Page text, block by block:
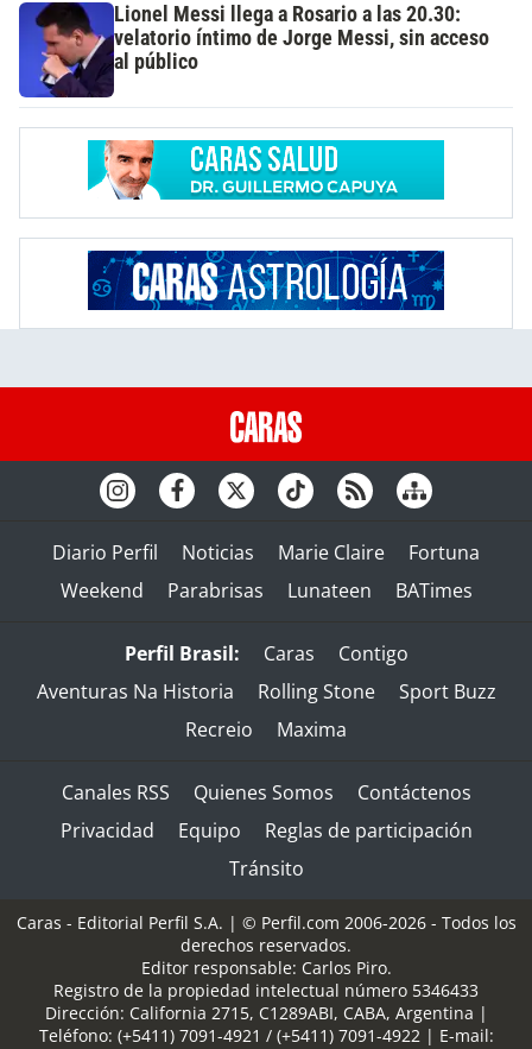
Lionel Messi llega a Rosario a las 20.30:
velatorio íntimo de Jorge Messi, sin acceso
al público
Diario Perfil Noticias Marie Claire
Fortuna
Weekend
Parabrisas Lunateen BATimes
Perfil Brasil: Caras
Contigo
Aventuras Na Historia
Rolling Stone
Sport Buzz
Recreio
Maxima
Canales RSS Quienes Somos
Contáctenos
Privacidad
Equipo
Reglas de participación
Tránsito
Caras - Editorial Perfil S.A. | © Perfil.com 2006-2026 - Todos los
derechos reservados.
Editor responsable: Carlos Piro.
Registro de la propiedad intelectual número 5346433
Dirección: California 2715, C1289ABI, CABA, Argentina |
Teléfono: (+5411) 7091-4921 / (+5411) 7091-4922 | E-mail: